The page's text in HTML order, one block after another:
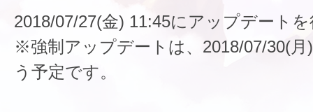
2018/07/27(金) 11:45にアップデート
※強制アップデートは、2018/07/30(月
う予定です。